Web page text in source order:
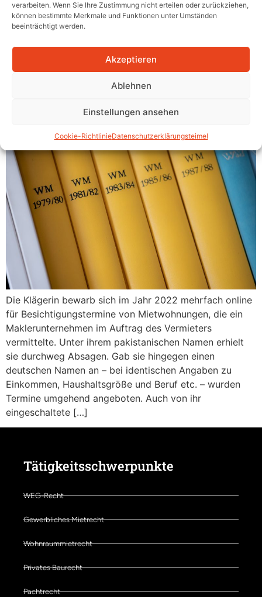
verarbeiten. Wenn Sie Ihre Zustimmung nicht erteilen oder zurückziehen,
können bestimmte Merkmale und Funktionen unter Umständen
beeinträchtigt werden.
Akzeptieren
Ablehnen
Einstellungen ansehen
Cookie-RichtlinieDatenschutzerklärungsteimel
BGH: Makler haftet für
Diskriminierung bei
Wohnungsbesichtigungen
(Urteil vom 29.01.2026 –
Die Klägerin bewarb sich im Jahr 2022 mehrfach online
für Besichtigungstermine von Mietwohnungen, die ein
Maklerunternehmen im Auftrag des Vermieters
vermittelte. Unter ihrem pakistanischen Namen erhielt
sie durchweg Absagen. Gab sie hingegen einen
deutschen Namen an – bei identischen Angaben zu
Einkommen, Haushaltsgröße und Beruf etc. – wurden
Termine umgehend angeboten. Auch von ihr
eingeschaltete […]
Tätigkeitsschwerpunkte
WEG-Recht
Gewerbliches Mietrecht
Wohnraummietrecht
Privates Baurecht
Pachtrecht